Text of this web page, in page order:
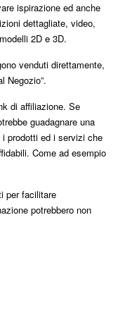
ispirazione ed anche
dettagliate, video,
2D e 3D.
venduti direttamente,
Negozio”.
di affiliazione. Se
guadagnare una
prodotti ed i servizi che
Come ad esempio
per facilitare
potrebbero non